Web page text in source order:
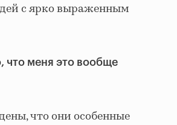
с ярко выраженным
что меня это вообще
что они особенные